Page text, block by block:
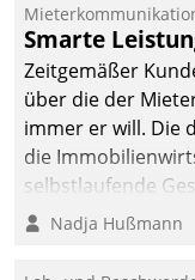
Smarte
Zeitgemäßer
über die der
immer er will. Die
die
selbstlaufende
Kunde und smart
Nadja Hußmann